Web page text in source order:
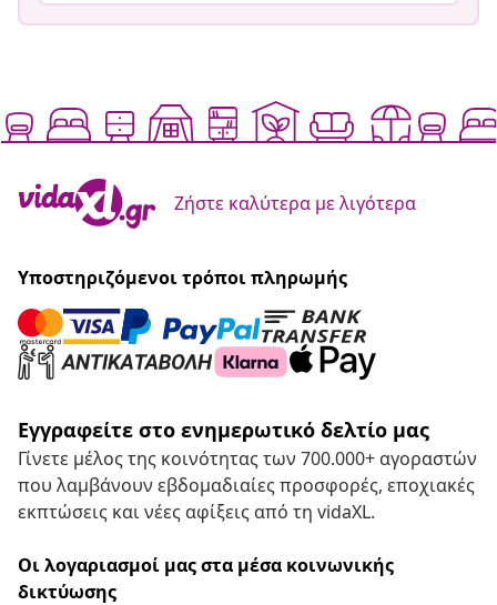
Ζήστε καλύτερα με λιγότερα
Υποστηριζόμενοι τρόποι πληρωμής
Εγγραφείτε στο ενημερωτικό δελτίο μας
Γίνετε μέλος της κοινότητας των 700.000+ αγοραστών
που λαμβάνουν εβδομαδιαίες προσφορές, εποχιακές
εκπτώσεις και νέες αφίξεις από τη vidaXL.
Οι λογαριασμοί μας στα μέσα κοινωνικής
δικτύωσης